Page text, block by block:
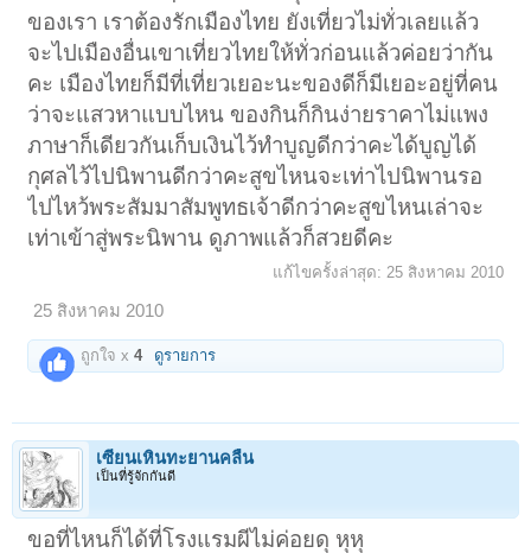
ของเรา เราต้องรักเมืองไทย ยังเที่ยวไม่ทั่วเลยแล้ว
จะไปเมืองอื่นเขาเที่ยวไทยให้ทั่วก่อนแล้วค่อยว่ากัน
คะ เมืองไทยก็มีที่เที่ยวเยอะนะของดีก็มีเยอะอยู่ที่คน
ว่าจะแสวหาแบบไหน ของกินก็กินง่ายราคาไม่แพง
ภาษาก็เดียวกันเก็บเงินไว้ทำบูญดีกว่าคะได้บูญได้
กุศลไว้ไปนิพานดีกว่าคะสูขไหนจะเท่าไปนิพานรอ
ไปไหว้พระสัมมาสัมพูทธเจ้าดีกว่าคะสูขไหนเล่าจะ
เท่าเข้าสู่พระนิพาน ดูภาพแล้วก็สวยดีคะ
แก้ไขครั้งล่าสุด: 25 สิงหาคม 2010
25 สิงหาคม 2010
ถูกใจ x4 ดูรายการ
เซียนเหินทะยานคลื่น
เป็นที่รู้จักกันดี
ขอที่ไหนก็ได้ที่โรงแรมผีไม่ค่อยดุ หุหุ